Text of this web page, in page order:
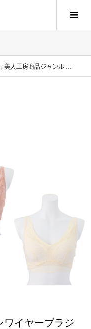
, 美人工房商品ジャンル
ワイヤーブラジ